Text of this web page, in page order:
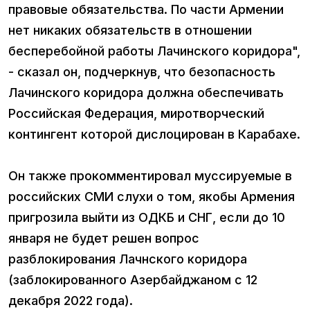
правовые обязательства. По части Армении
нет никаких обязательств в отношении
бесперебойной работы Лачинского коридора",
- сказал он, подчеркнув, что безопасность
Лачинского коридора должна обеспечивать
Российская Федерация, миротворческий
контингент которой дислоцирован в Карабахе.
Он также прокомментировал муссируемые в
российских СМИ слухи о том, якобы Армения
пригрозила выйти из ОДКБ и СНГ, если до 10
января не будет решен вопрос
разблокирования Лачнского коридора
(заблокированного Азербайджаном с 12
декабря 2022 года).